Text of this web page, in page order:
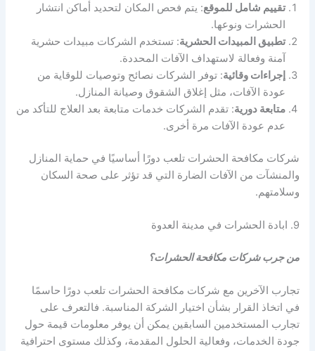
تقييم شامل للموقع: يتم فحص المكان لتحديد أماكن انتشار
الحشرات ونوعها.
تطبيق المبيدات الحشرية: تستخدم الشركات مبيدات حشرية
آمنة وفعالة لاستهداف الآفات المحددة.
إجراءات وقائية: توفر الشركات نصائح وتوصيات للوقاية من
عودة الآفات، مثل إغلاق الشقوق وصيانة المنازل.
متابعة دورية: تقدم الشركات خدمات متابعة بعد العلاج للتأكد من
عدم عودة الآفات مرة أخرى.
شركات مكافحة الحشرات تلعب دورًا أساسيًا في حماية المنازل
والمنشآت من الآفات الضارة التي قد تؤثر على صحة السكان
وسلامتهم.
9. ابادة الحشرات في مدينة العدوة
من جرب شركات مكافحة الحشرات؟
تجارب الآخرين مع شركات مكافحة الحشرات تلعب دورًا حاسمًا
في اتخاذ القرار بشأن اختيار الشركة المناسبة. فالتعرف على
تجارب المستخدمين السابقين يمكن أن يوفر معلومات قيمة حول
جودة الخدمات، وفعالية الحلول المقدمة، وكذلك مستوى احترافية